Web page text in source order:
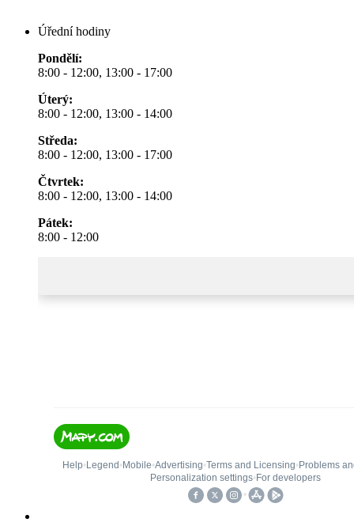
Úřední hodiny
Pondělí:
8:00 - 12:00, 13:00 - 17:00
Úterý:
8:00 - 12:00, 13:00 - 14:00
Středa:
8:00 - 12:00, 13:00 - 17:00
Čtvrtek:
8:00 - 12:00, 13:00 - 14:00
Pátek:
8:00 - 12:00